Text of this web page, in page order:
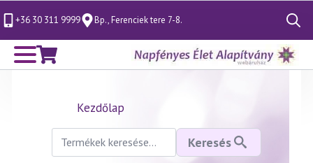
+36 30 311 9999 Bp., Ferenciek tere 7-8.
Search
for:
Kezdőlap
Keresés
következőre:
Keresés